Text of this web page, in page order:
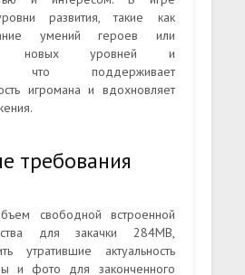
развития, такие как
умений героев или
новых уровней и
что поддерживает
игромана и вдохновляет
требования
свободной встроенной
для закачки 284MB,
утратившие актуальность
и фото для законченного